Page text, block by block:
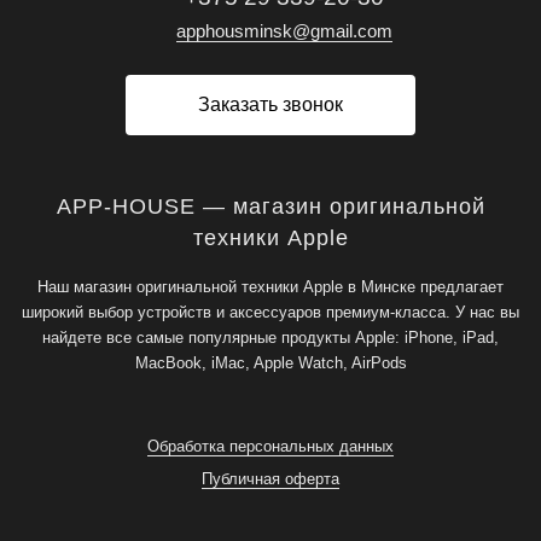
apphousminsk@gmail.com
Заказать звонок
APP-HOUSE — магазин оригинальной
техники Apple
Наш магазин оригинальной техники Apple в Минске предлагает
широкий выбор устройств и аксессуаров премиум-класса. У нас вы
найдете все самые популярные продукты Apple: iPhone, iPad,
MacBook, iMac, Apple Watch, AirPods
Обработка персональных данных
Публичная оферта